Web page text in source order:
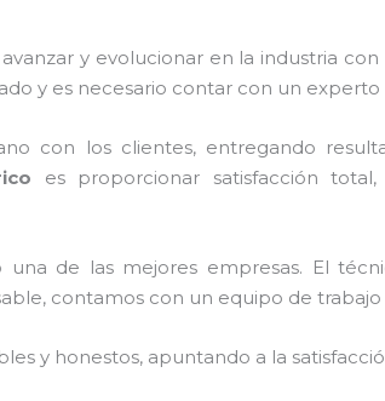
y evolucionar en la industria
y es necesario contar con un
con los clientes, entregando
es proporcionar satisfacción
de las mejores empresas. El
contamos con un equipo de
y honestos, apuntando a la